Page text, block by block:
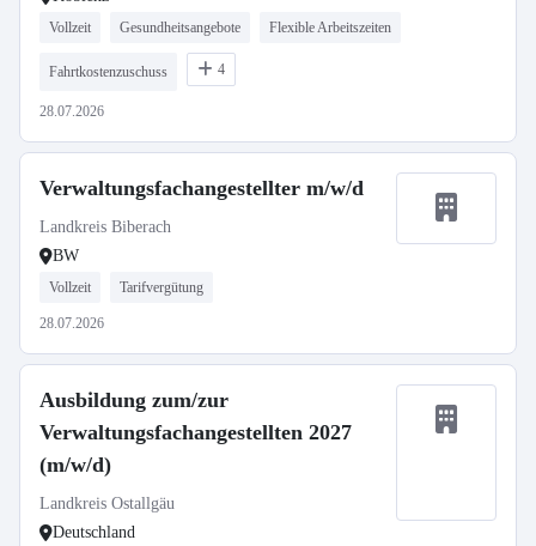
Vollzeit Gesundheitsangebote Flexible Arbeitszeiten
Fahrtkostenzuschuss 4
28.07.2026
Verwaltungsfachangestellter m/w/d
Landkreis Biberach
BW
Vollzeit Tarifvergütung
28.07.2026
Ausbildung zum/zur
Verwaltungsfachangestellten 2027
(m/w/d)
Landkreis Ostallgäu
Deutschland